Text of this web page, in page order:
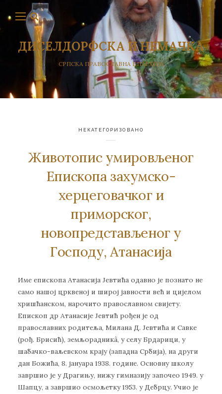
ДИСЕЛДОРФСКА И НЕМАЧКА
СРПСКА ПРАВОСЛАВНА ЕПАРХИЈА
НЕКАТЕГОРИЗОВАНО
Животопис умировљеног
Епископа захумско-
херцеговачког и
приморског,
новопредстављеног у
Господу, Атанасија
Име епископа Атанасија Јевтића одавно је познато не
само нашој црквеној и широј јавности већ и цијелом
хришћанском, нарочито православном свијету.
Епископ др Атанасије Јевтић рођен је од
православних родитеља, Милана Д. Јевтића и Савке
(рођ. Брисић), земљорадникâ, у селу Брдарици, у
шабачко-ваљевском крају (западна Србија), на други
дан Божића, 8. јануара 1938. године. Основну школу
завршио је у Драгињу, нижу гимназију започео 1949. у
Шапцу, а завршио осмољетку 1953. у Дебрцу. Учио је